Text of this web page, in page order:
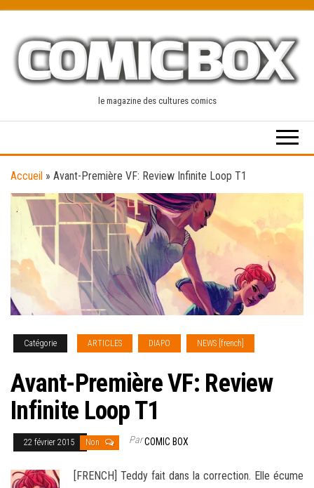
content
le magazine des cultures comics
Accueil » Avant-Première VF: Review Infinite Loop T1
Catégorie ARTICLES DIAPO NEWS [french]
Avant-Première VF: Review
Infinite Loop T1
22 février 2015 Non ParCOMIC BOX
[FRENCH] Teddy fait dans la correction. Elle écume